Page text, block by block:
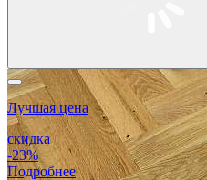
Лучшая цена
скидка
-23%
Подробнее